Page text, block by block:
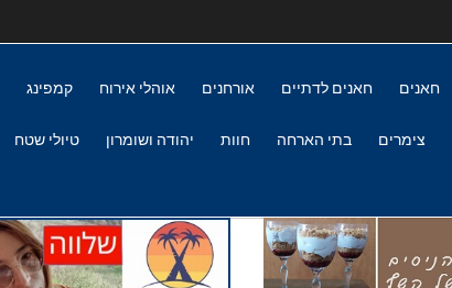
חאנים חאנים לדתיים אורחנים אוהלי אירוח קמפינג
צימרים בתי הארחה חוות יהודה ושומרון טיולי שטח